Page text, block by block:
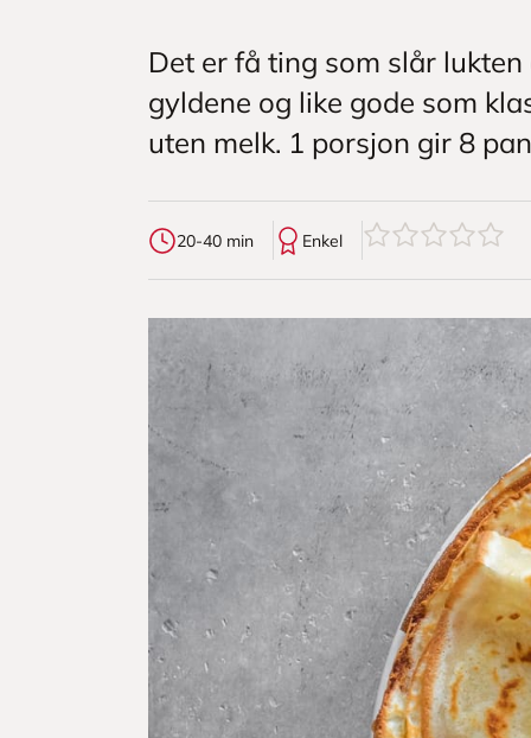
Det er få ting som slår
gyldene og like gode som
uten melk. 1 porsjon gir 8
20-40 min Enkel 0av5stjerner